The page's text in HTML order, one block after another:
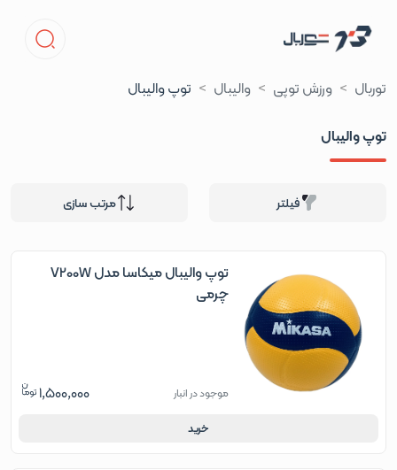
توربال ورزش توپی والیبال
توپ والیبال
توپ والیبال
فیلتر مرتب سازی
توپ والیبال میکاسا مدل V200W
چرمی
موجود در انبار 1,500,000
خرید